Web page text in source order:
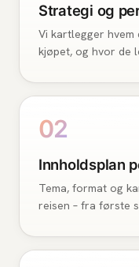
Strategi og
Vi kartlegger hvem
kjøpet, og hvor de
02
Innholdsplan
Tema, format og
reisen – fra første